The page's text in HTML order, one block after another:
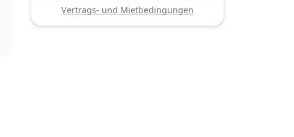
Vertrags- und Mietbedingungen